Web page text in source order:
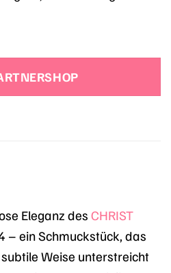
Eleganz des CHRIST
– ein Schmuckstück, das
Weise unterstreicht